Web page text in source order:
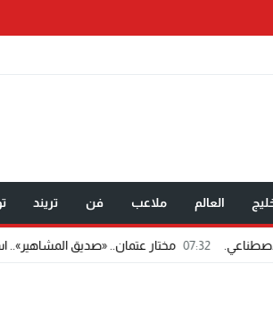
العالم ملاعب فن تريند
«صديق المشاهير».. اسم شاب يفرض حضوره في